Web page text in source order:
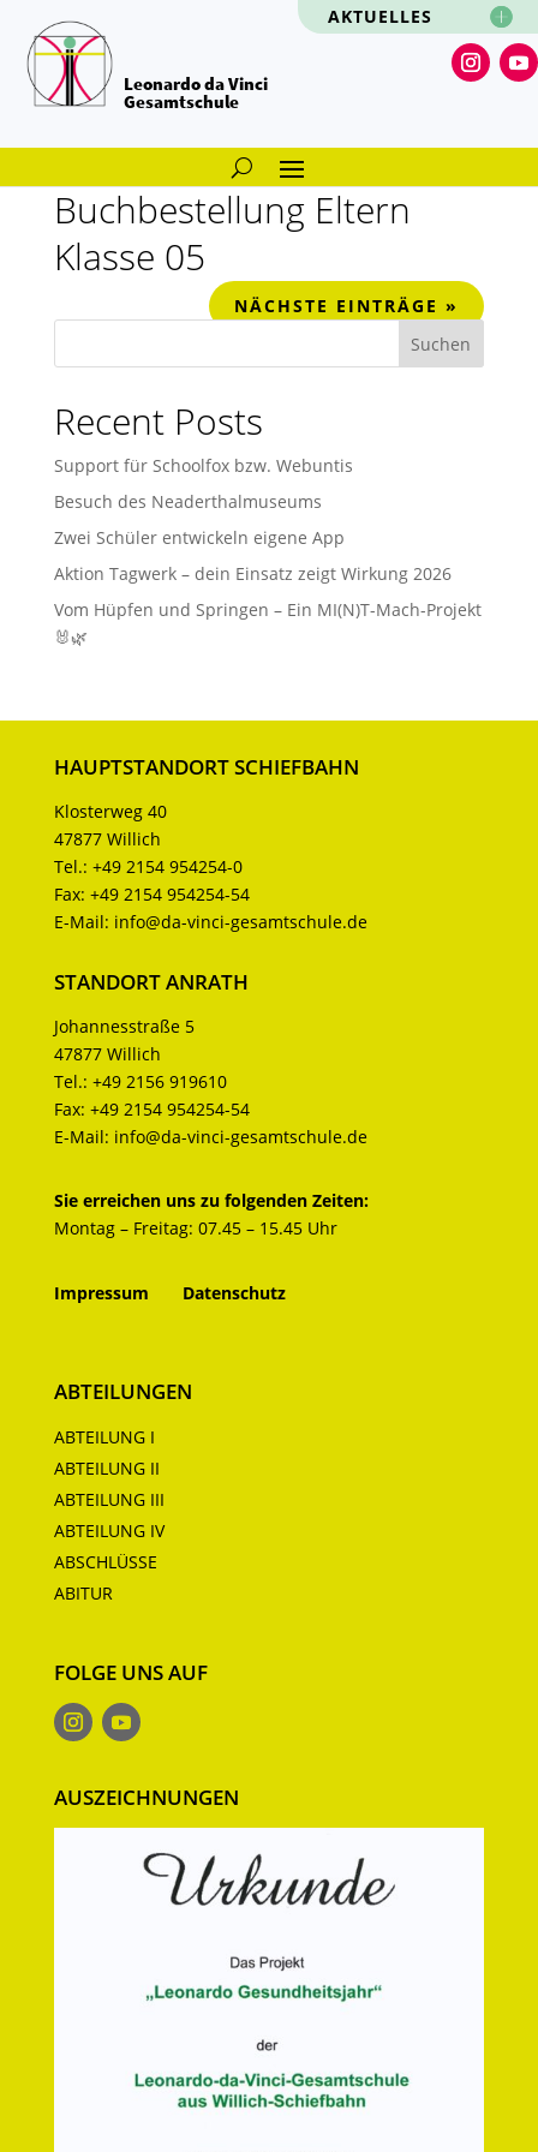
AKTUELLES
Leonardo da Vinci
Gesamtschule
Buchbestellung Eltern
Klasse 05
NÄCHSTE EINTRÄGE »
Suchen
Recent Posts
Support für Schoolfox bzw. Webuntis
Besuch des Neaderthalmuseums
Zwei Schüler entwickeln eigene App
Aktion Tagwerk – dein Einsatz zeigt Wirkung 2026
Vom Hüpfen und Springen – Ein MI(N)T-Mach-Projekt
🐰🌿
HAUPTSTANDORT SCHIEFBAHN
Klosterweg 40
47877 Willich
Tel.: +49 2154 954254-0
Fax: +49 2154 954254-54
E-Mail: info@da-vinci-gesamtschule.de
STANDORT ANRATH
Johannesstraße 5
47877 Willich
Tel.: +49 2156 919610
Fax: +49 2154 954254-54
E-Mail: info@da-vinci-gesamtschule.de
Sie erreichen uns zu folgenden Zeiten:
Montag – Freitag: 07.45 – 15.45 Uhr
Impressum Datenschutz
ABTEILUNGEN
ABTEILUNG I
ABTEILUNG II
ABTEILUNG III
ABTEILUNG IV
ABSCHLÜSSE
ABITUR
FOLGE UNS AUF
AUSZEICHNUNGEN